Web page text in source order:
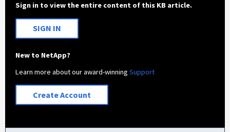
Sign in to view the entire content of this KB article.
SIGN IN
New to NetApp?
Learn more about our award-winningSupport
Create Account